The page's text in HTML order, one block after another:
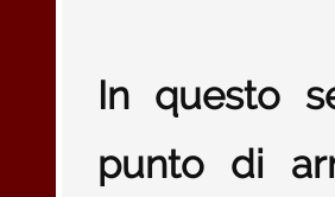
In questo
punto di